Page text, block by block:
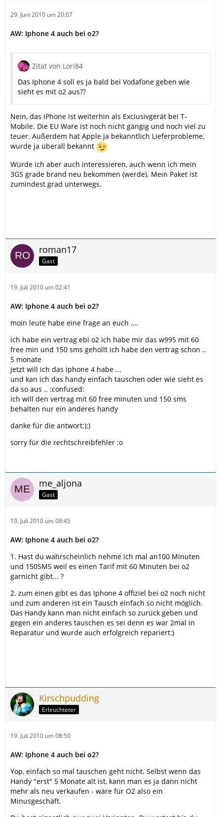
29. Juni 2010 um 20:07
AW: Iphone 4 auch bei o2?
Zitat von Lori84
Das Iphone 4 soll es ja bald bei Vodafone geben wie
sieht es mit o2 aus??
Nein, das iPhone ist weiterhin als Exclusivgerät bei T-
Mobile. Die EU Ware ist noch nicht gängig und noch viel zu
teuer. Außerdem hat Apple ja bekanntlich Lieferprobleme,
wurde ja überall bekannt
Würde ich aber auch interessieren, auch wenn ich mein
3GS grade brand neu bekommen (werde). Mein Paket ist
zumindest grad unterwegs.
roman17
Gast
19. Juli 2010 um 02:41
AW: Iphone 4 auch bei o2?
moin leute habe eine frage an euch ....
ich habe ein vertrag ebi o2 ich habe mir das w995 mit 60
free min und 150 sms gehollt ich habe den vertrag schon ..
5 monate
jetzt will ich das iphone 4 habe ...
und kan ich das handy einfach tauschen oder wie sieht es
da so aus .. :confused:
ich will den vertrag mit 60 free minuten und 150 sms
behalten nur ein anderes handy
danke für die antwort:):)
sorry für die rechtschreibfehler :o
me_aljona
Gast
19. Juli 2010 um 08:45
AW: Iphone 4 auch bei o2?
1. Hast du wahrscheinlich nehme ich mal an100 Minuten
und 150SMS weil es einen Tarif mit 60 Minuten bei o2
garnicht gibt... ?
2. zum einen gibt es das Iphone 4 offiziel bei o2 noch nicht
und zum anderen ist ein Tausch einfach so nicht möglich.
Das Handy kann man nicht einfach so zurück geben und
gegen ein anderes tauschen es sei denn es war 2mal in
Reparatur und wurde auch erfolgreich repariert:)
Kirschpudding
Erleuchteter
19. Juli 2010 um 08:50
AW: Iphone 4 auch bei o2?
Yop, einfach so mal tauschen geht nicht. Selbst wenn das
Handy "erst" 5 Monate alt ist, kann man es ja dann nicht
mehr als neu verkaufen - wäre für O2 also ein
Minusgeschäft.